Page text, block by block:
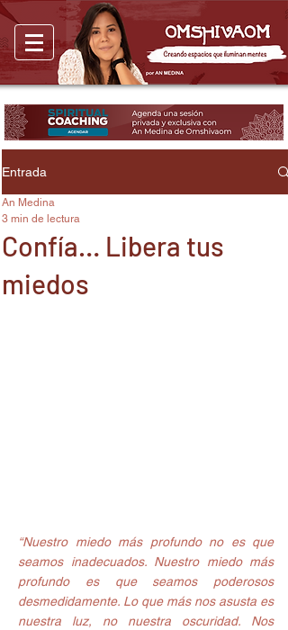
Entrada
Confía… Libera tus
miedos
An Medina
3 min de lectura
“Nuestro miedo más profundo no es que
seamos inadecuados. Nuestro miedo más
profundo es que seamos poderosos
desmedidamente. Lo que más nos asusta es
nuestra luz, no nuestra oscuridad. Nos